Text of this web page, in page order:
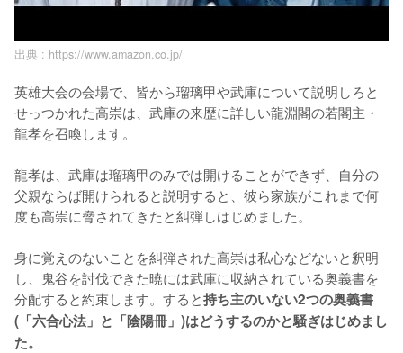
出典 : https://www.amazon.co.jp/
英雄大会の会場で、皆から瑠璃甲や武庫について説明しろと
せっつかれた高崇は、武庫の来歴に詳しい龍淵閣の若閣主・
龍孝を召喚します。
龍孝は、武庫は瑠璃甲のみでは開けることができず、自分の
父親ならば開けられると説明すると、彼ら家族がこれまで何
度も高崇に脅されてきたと糾弾しはじめました。
身に覚えのないことを糾弾された高崇は私心などないと釈明
し、鬼谷を討伐できた暁には武庫に収納されている奥義書を
分配すると約束します。すると持ち主のいない2つの奥義書
(「六合心法」と「陰陽冊」)はどうするのかと騒ぎはじめまし
た。